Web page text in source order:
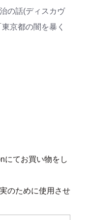
の話(ディスカヴ
東京都の闇を暴く
にてお買い物をし
のために使用させ